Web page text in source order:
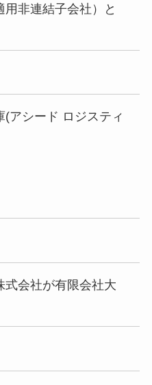
非連結子会社）と
アシード ロジスティ
式会社が有限会社大